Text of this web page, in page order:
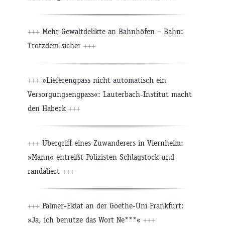
+++ Mehr Gewaltdelikte an Bahnhöfen – Bahn:
Trotzdem sicher +++
+++ »Lieferengpass nicht automatisch ein
Versorgungsengpass«: Lauterbach-Institut macht
den Habeck +++
+++ Übergriff eines Zuwanderers in Viernheim:
»Mann« entreißt Polizisten Schlagstock und
randaliert +++
+++ Palmer-Eklat an der Goethe-Uni Frankfurt:
»Ja, ich benutze das Wort Ne***« +++